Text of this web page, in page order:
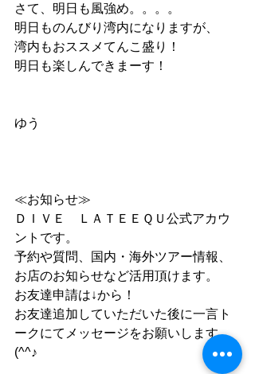
さて、明日も風強め。。。。
明日ものんびり湾内になりますが、
湾内もおススメてんこ盛り！
明日も楽しんできまーす！
ゆう
≪お知らせ≫
ＤＩＶＥ　ＬＡＴＥＥＱＵ公式アカウ
ントです。
予約や質問、国内・海外ツアー情報、
お店のお知らせなど活用頂けます。
お友達申請は↓から！
お友達追加していただいた後に一言ト
ークにてメッセージをお願いします
(^^♪